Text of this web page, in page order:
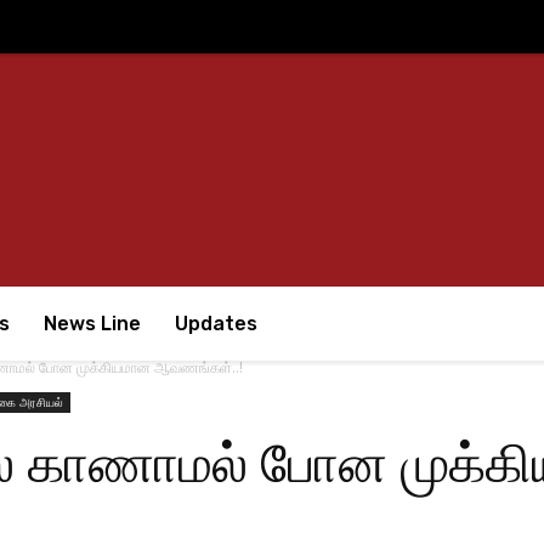
News Line Updates
போன முக்கியமான ஆவணங்கள்..!
அரசியல்
போன